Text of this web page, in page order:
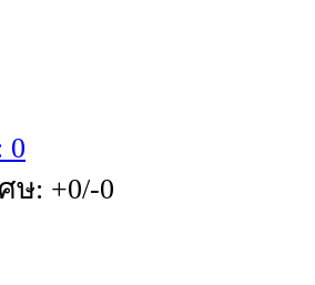
0
ษ: +0/-0